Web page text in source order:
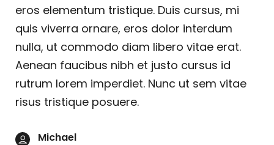
eros elementum tristique. Duis cursus, mi
quis viverra ornare, eros dolor interdum
nulla, ut commodo diam libero vitae erat.
Aenean faucibus nibh et justo cursus id
rutrum lorem imperdiet. Nunc ut sem vitae
risus tristique posuere.
Michael